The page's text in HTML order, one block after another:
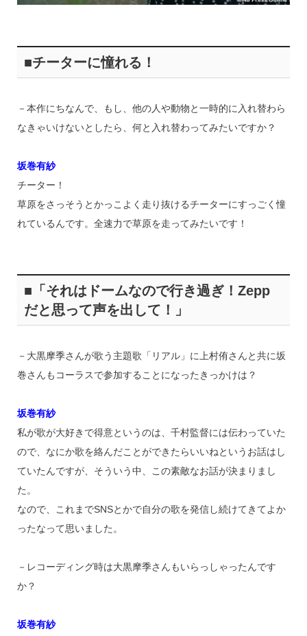
■チーターに憧れる！
－本作にちなんで、もし、他の人や動物と一時的に入れ替わら
なきゃいけないとしたら、何と入れ替わってみたいですか？
坂巻有紗
チーター！
草原をさっそうとかっこよく走り抜けるチーターにすっごく憧
れているんです。全速力で草原を走ってみたいです！
■「それはドームなので行き過ぎ！Zepp
だと思って声を出して！」
－大黒摩季さんが歌う主題歌「リアル」に上村侑さんと共に坂
巻さんもコーラスで参加することになったきっかけは？
坂巻有紗
私が歌が大好きで得意というのは、千村監督には伝わっていた
ので、なにか歌を絡んだことができたらいいねというお話はし
ていたんですが、そういう中、この素敵なお話が決まりまし
た。
なので、これまでSNSとかで自分の歌を発信し続けてきてよか
ったなって思いました。
－レコーディング時は大黒摩季さんもいらっしゃったんです
か？
坂巻有紗